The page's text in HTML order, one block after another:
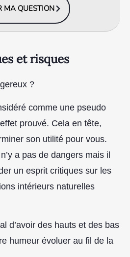
MA QUESTION
et risques
?
comme une pseudo
prouvé. Cela en tête,
son utilité pour vous.
a pas de dangers mais il
un esprit critiques sur les
intérieurs naturelles
d’avoir des hauts et des bas
humeur évoluer au fil de la